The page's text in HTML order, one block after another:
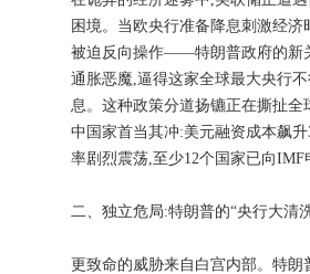
困境。当欧央行准备降息刺激经济
被迫反向操作——特朗普政府的新
通胀恶魔,逼得这家全球最大央行
息。这种政策分道扬镳正在撕扯全
中国家首当其冲:美元融资成本飙
率剧烈震荡,至少12个国家已向IMF
二、独立危局:特朗普的“央行大清
更致命的威胁来自白宫内部。特朗